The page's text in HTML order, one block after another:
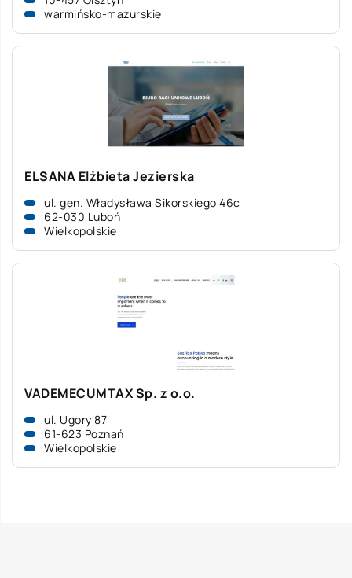
warmińsko-mazurskie
ELSANA Elżbieta Jezierska
ul. gen. Władysława Sikorskiego 46c
62-030 Luboń
Wielkopolskie
VADEMECUMTAX Sp. z o.o.
ul. Ugory 87
61-623 Poznań
Wielkopolskie